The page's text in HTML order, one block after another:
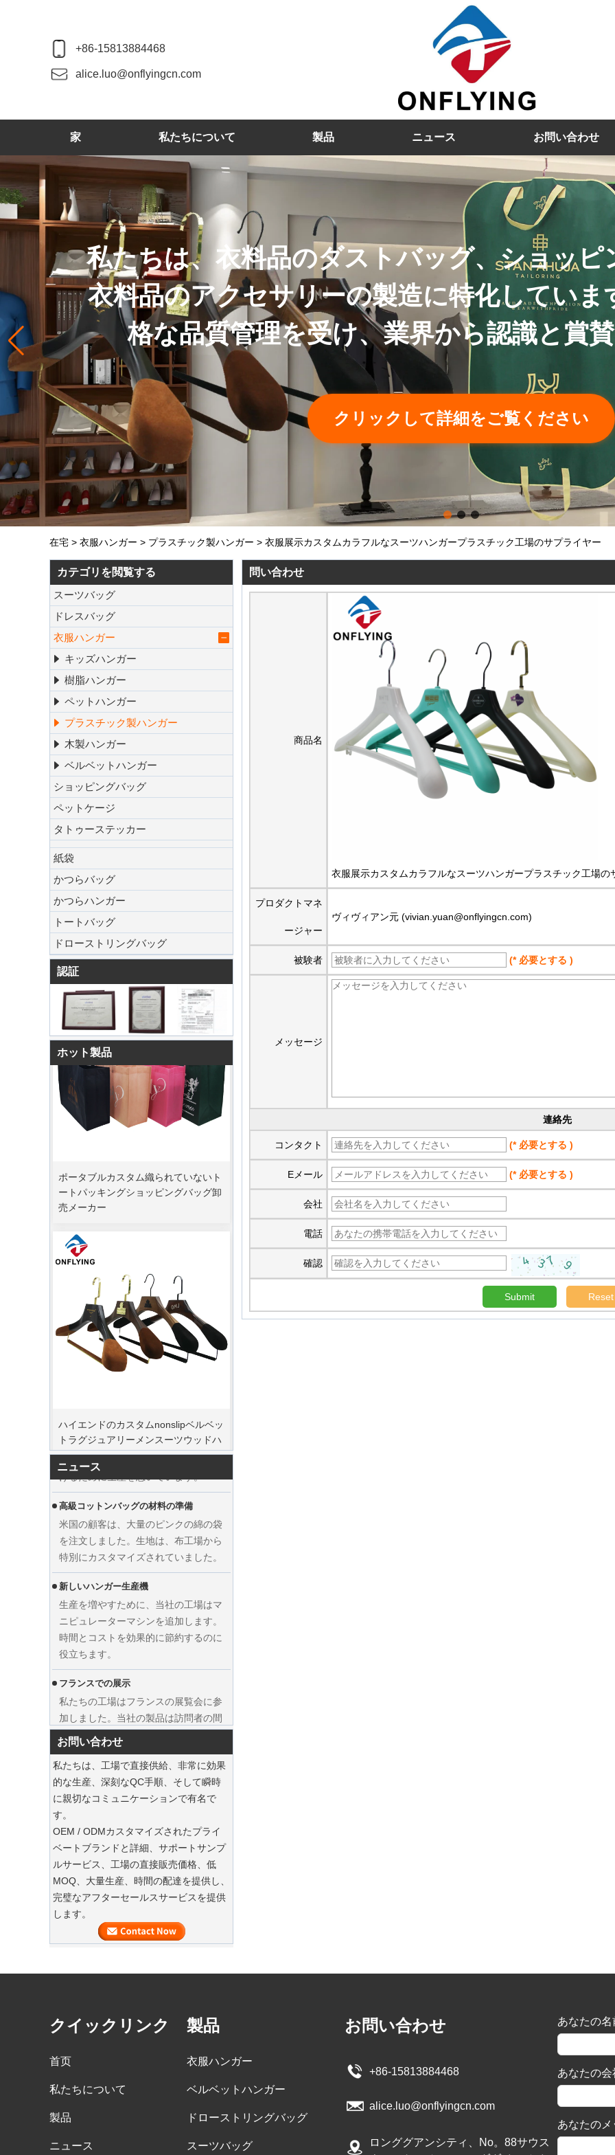
+86-15813884468
alice.luo@onflyingcn.com
家 私たちについて 製品 ニュース お問い合わせ
ウッドハンガー、ベルベットハンガー、プラ
などを生産しています。ハンガーとバッグの
け入れられます。
クリックして詳細をご覧ください
在宅 > 衣服ハンガー > プラスチック製ハンガー > 衣服展示カスタムカラフルなスーツハンガープラスチック工場のサプライヤー
カテゴリを閲覧する
スーツバッグ
ドレスバッグ
衣服ハンガー
キッズハンガー
樹脂ハンガー
ペットハンガー
プラスチック製ハンガー
木製ハンガー
ベルベットハンガー
ショッピングバッグ
ペットケージ
タトゥーステッカー
紙袋
かつらバッグ
かつらハンガー
トートバッグ
ドローストリングバッグ
認証
ホット製品
ートパッキングショッピングバッグ卸
売メーカー
トラグジュアリーメンスーツウッドハ
ンガーメーカーサプライヤー
カスタムウェディングドレスベルベッ
トハンガーの服メーカーサプライヤー
を表示します
高級カスタムナチュラルキャンバスガ
ーメントコットンダストバッグファク
トリーサプライヤー
カスタム織られていないトート輸送中
ニュース
顧客が注文を行い、休暇を始める予定
でした。工場は、休暇後に商品を仕上
げるために生産を急いでいます。
高級コットンバッグの材料の準備
米国の顧客は、大量のピンクの綿の袋
を注文しました。生地は、布工場から
特別にカスタマイズされていました。
新しいハンガー生産機
生産を増やすために、当社の工場はマ
ニピュレーターマシンを追加します。
時間とコストを効果的に節約するのに
役立ちます。
フランスでの展示
私たちの工場はフランスの展覧会に参
加しました。当社の製品は訪問者の間
で人気がありました。
持続可能なジュートトートは、2025年のホ
リデーショッピングを支配しています
私たちのジュートトートバッグは、今
シーズンの必需品です。
持続可能な木製のスーツハンガー
ださい
私たちの工場は、ハイエンドのカスタ
マイズされた衣服スーツバッグを提供
できます
木製ハンガーのバルク商品
しています。それは、カスタムロゴを
木製のスーツハンガーです。
私たちの工場は、大量の衣服のバッグ
お問い合わせ
私たちは、工場で直接供給、非常に効果
的な生産、深刻なQC手順、そして瞬時
に親切なコミュニケーションで有名で
す。
OEM / ODMカスタマイズされたプライ
ベートブランドと詳細、サポートサンプ
ルサービス、工場の直接販売価格、低
MOQ、大量生産、時間の配達を提供し、
完璧なアフターセールスサービスを提供
します。
問い合わせ
商品名
衣服展示カスタムカラフルなスーツハンガープラスチック工場の
プロダクトマネ
ージャー
ヴィヴィアン元 (vivian.yuan@onflyingcn.com)
被験者 (* 必要とする )
メッセージ
連絡先
コンタクト (* 必要とする )
Eメール (* 必要とする )
会社
電話
確認
あなたの名
あなたの会
あなたのメ
クイックリンク
首页
私たちについて
製品
ニュース
製品
衣服ハンガー
ベルベットハンガー
ドローストリングバッグ
スーツバッグ
お問い合わせ
+86-15813884468
alice.luo@onflyingcn.com
ロンググアンシティ、No。88サウス